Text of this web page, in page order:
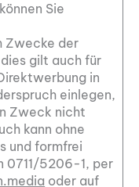
Sie
Zwecke der
gilt auch für
in
einlegen,
Zweck nicht
kann ohne
und formfrei
0711/5206-1, per
oder auf